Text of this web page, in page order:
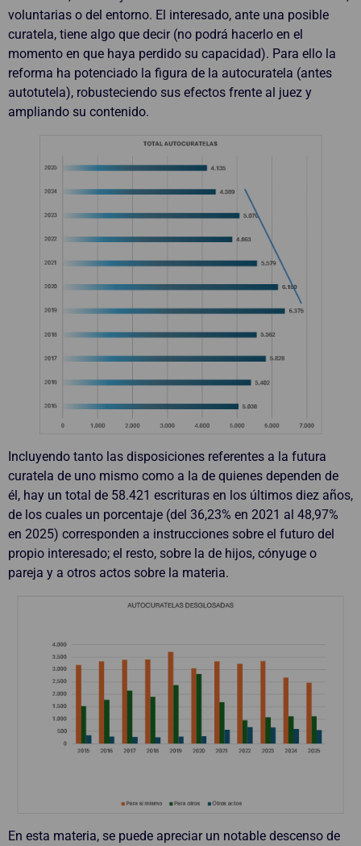
voluntarias o del entorno. El interesado, ante una posible
curatela, tiene algo que decir (no podrá hacerlo en el
momento en que haya perdido su capacidad). Para ello la
reforma ha potenciado la figura de la autocuratela (antes
autotutela), robusteciendo sus efectos frente al juez y
ampliando su contenido.
Incluyendo tanto las disposiciones referentes a la futura
curatela de uno mismo como a la de quienes dependen de
él, hay un total de 58.421 escrituras en los últimos diez años,
de los cuales un porcentaje (del 36,23% en 2021 al 48,97%
en 2025) corresponden a instrucciones sobre el futuro del
propio interesado; el resto, sobre la de hijos, cónyuge o
pareja y a otros actos sobre la materia.
En esta materia, se puede apreciar un notable descenso de